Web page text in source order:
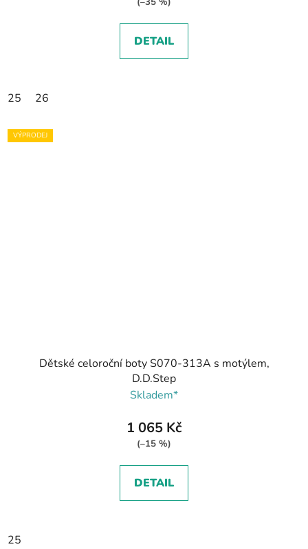
DETAIL
25 26
VÝPRODEJ
Dětské celoroční boty S070-313A s motýlem,
D.D.Step
Skladem*
1 065 Kč
(–15 %)
DETAIL
25